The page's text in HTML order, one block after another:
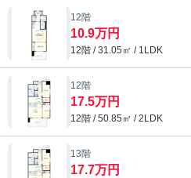
12階
10.9万円
12階 / 31.05㎡ / 1LDK
12階
17.5万円
12階 / 50.85㎡ / 2LDK
13階
17.7万円